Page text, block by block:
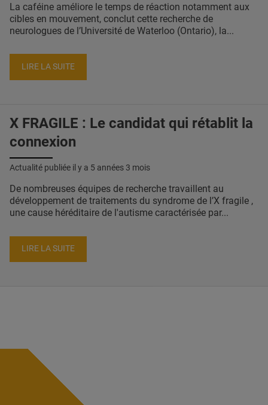
La caféine améliore le temps de réaction notamment aux
cibles en mouvement, conclut cette recherche de
neurologues de l’Université de Waterloo (Ontario), la...
LIRE LA SUITE
X FRAGILE : Le candidat qui rétablit la
connexion
Actualité publiée il y a 5 années 3 mois
De nombreuses équipes de recherche travaillent au
développement de traitements du syndrome de l’X fragile ,
une cause héréditaire de l'autisme caractérisée par...
LIRE LA SUITE